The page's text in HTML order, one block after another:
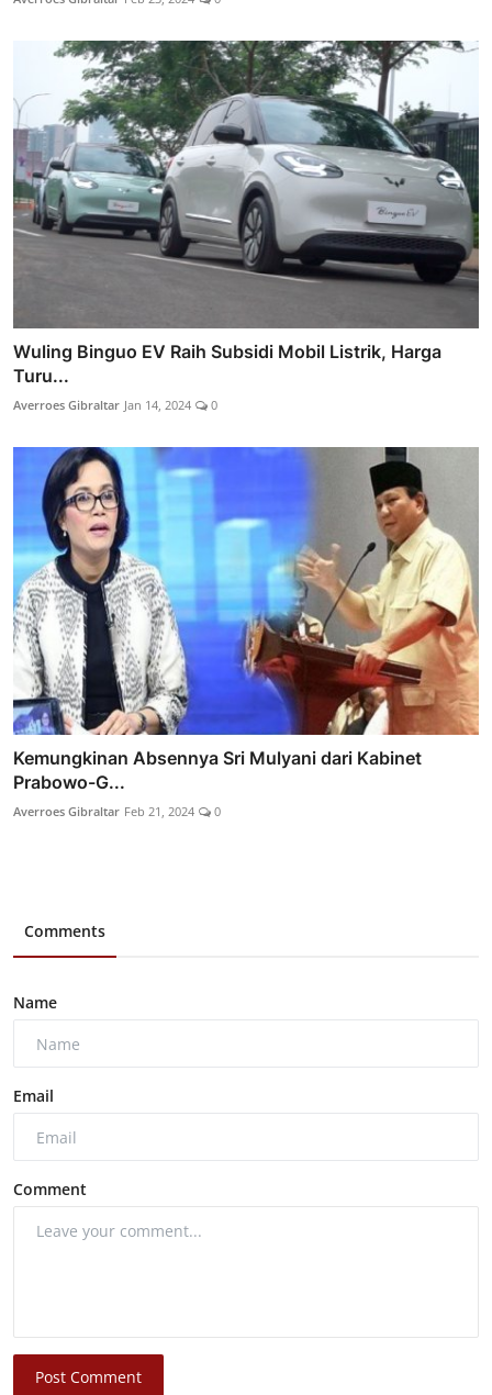
Wuling Binguo EV Raih Subsidi Mobil Listrik, Harga
Turu...
Averroes Gibraltar Jan 14, 2024 0
Kemungkinan Absennya Sri Mulyani dari Kabinet
Prabowo-G...
Averroes Gibraltar Feb 21, 2024 0
Comments
Name
Email
Comment
Post Comment